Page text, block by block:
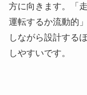
方に向きます。「
運転するか流動的
しながら設計する
しやすいです。